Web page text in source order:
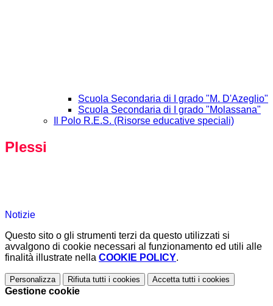
Scuola Secondaria di I grado "M. D'Azeglio"
Scuola Secondaria di I grado "Molassana"
Il Polo R.E.S. (Risorse educative speciali)
Plessi
Notizie
Questo sito o gli strumenti terzi da questo utilizzati si
avvalgono di cookie necessari al funzionamento ed utili alle
finalità illustrate nella COOKIE POLICY.
Personalizza Rifiuta tutti i cookies Accetta tutti i cookies
Gestione cookie